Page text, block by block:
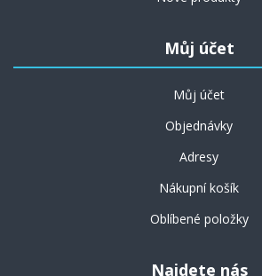
Můj účet
Můj účet
Objednávky
Adresy
Nákupní košík
Oblíbené položky
Najdete nás